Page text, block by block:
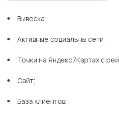
Вывеска;
Активные социальны сети;
Точки на Яндекс7Картах с
Сайт;
База клиентов.